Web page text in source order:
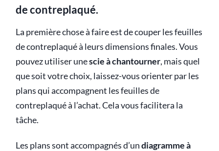
de contreplaqué.
La première chose à faire est de couper les feuilles
de contreplaqué à leurs dimensions finales. Vous
pouvez utiliser unescie à chantourner, mais quel
que soit votre choix, laissez-vous orienter par les
plans qui accompagnent les feuilles de
contreplaqué à l’achat. Cela vous facilitera la
tâche.
Les plans sont accompagnés d’undiagramme à